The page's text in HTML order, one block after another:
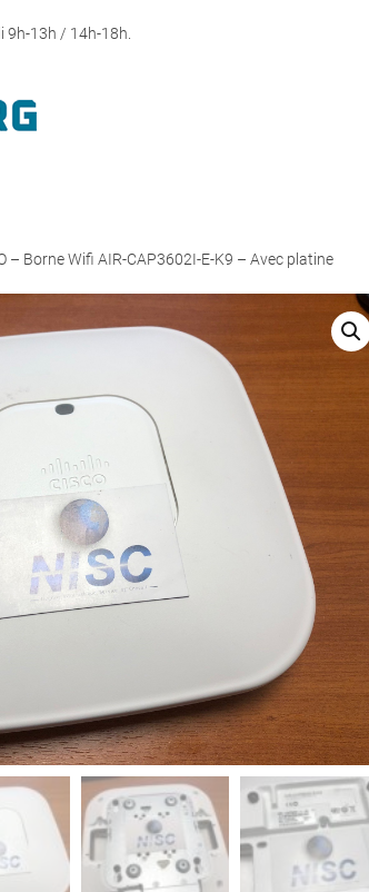
9h-13h / 14h-18h.
– Borne Wifi AIR-CAP3602I-E-K9 – Avec platine